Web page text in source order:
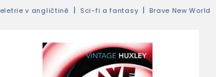
v angličtině Sci-fi a fantasy Brave New World